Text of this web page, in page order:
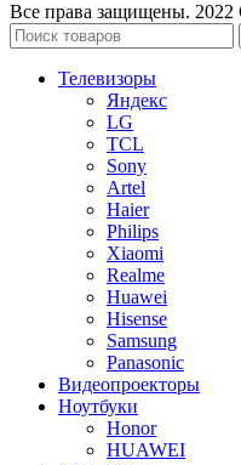
Все права защищены. 2022
Телевизоры
Яндекс
LG
TCL
Sony
Artel
Haier
Philips
Xiaomi
Realme
Huawei
Hisense
Samsung
Panasonic
Видеопроекторы
Ноутбуки
Honor
HUAWEI